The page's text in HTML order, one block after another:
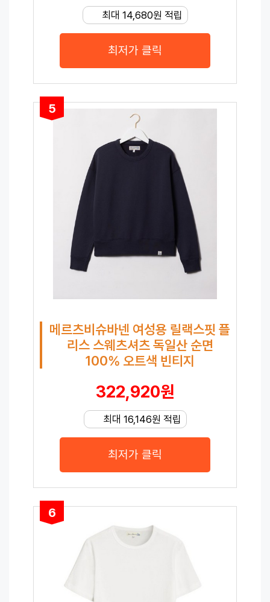
최대 14,680원 적립
최저가 클릭
5
메르츠비슈바넨 여성용 릴랙스핏 플
리스 스웨츠셔츠 독일산 순면
100% 오트색 빈티지
322,920원
최대 16,146원 적립
최저가 클릭
6